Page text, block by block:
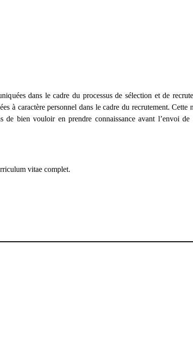
dans le cadre du processus de sélection et de
à caractère personnel dans le cadre du recrutement. Cette
de bien vouloir en prendre connaissance avant l’envoi de
vitae complet.